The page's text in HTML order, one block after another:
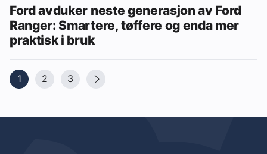
Ford avduker neste generasjon av Ford
Ranger: Smartere, tøffere og enda mer
praktisk i bruk
1 2 3